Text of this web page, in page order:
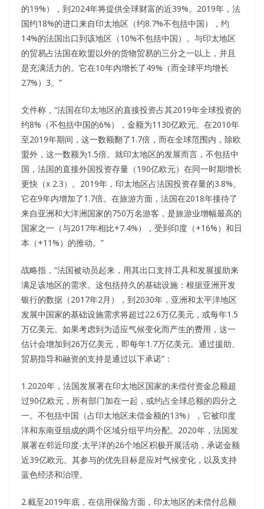
的19%），到2024年将提供全球财富的近39%。2019年，法
国约18%的进口来自印太地区（约8.7%不包括中国），约
14%的法国出口到该地区（10%不包括中国）。与印太地区
的贸易占法国在欧盟以外的货物贸易的三分之一以上，并且
是充满活力的。它在10年内增长了49%（而全球平均增长
27%）3。”
文件称，“法国在印太地区的直接投资占其2019年全球投资的
约8%（不包括中国的6%），金额为1130亿欧元。在2010年
至2019年期间，这一数额翻了1.7倍，而在全球范围内，除欧
盟外，这一数额为1.5倍。就印太地区的发展而言，不包括中
国，法国的直接外国投资存量（190亿欧元）在同一时期增长
更快（x 2.3）。2019年，印太地区占法国投资存量的3.8%。
它在9年内增加了1.7倍。在旅游方面，法国在2018年接待了
来自亚洲和大洋洲国家的750万名游客，是旅游业增幅最高的
国家之一（与2017年相比+7.4%），受到印度（+16%）和日
本（+11%）的推动。”
战略指，“法国被动员起来，用其出口支持工具和发展援助来
满足该地区的需求。这包括持久的基础设施：根据亚洲开发
银行的数据（2017年2月），到2030年，亚洲和太平洋地区
发展中国家的基础设施需求将超过22.6万亿美元，或每年1.5
万亿美元。如果考虑到为适应气候变化而产生的费用，这一
估计会增加到26万亿美元，即每年1.7万亿美元。通过援助、
贸易指导和融资的支持是通过以下承诺”：
1.2020年，法国发展署在印太地区国家的未偿付资金总额超
过90亿欧元，所有部门加在一起，或约占全球总额的四分之
一。不包括中国（占印太地区未偿金额的13%），它被印度
洋和东南亚组成的两个区域分组平均分配。2020年，法国发
展署在邻近印度-太平洋的26个地区积极开展活动，承诺金额
近39亿欧元。其参与的优先目标是应对气候变化，以及支持
蓝色经济和治理。
2.截至2019年底，在信用保险方面，印太地区的未偿付总额